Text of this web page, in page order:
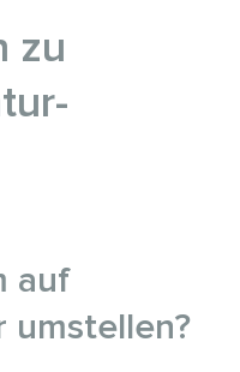
zu
auf
umstellen?